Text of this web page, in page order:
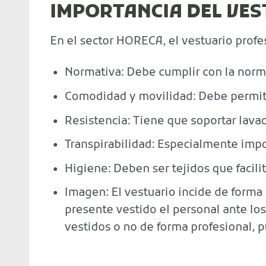
IMPORTANCIA DEL
En el sector HORECA, el vestuario
Normativa: Debe cumplir con la
Comodidad y movilidad: Debe
Resistencia: Tiene que soportar
Transpirabilidad: Especialmente
Higiene: Deben ser tejidos que
Imagen: El vestuario incide de
presente vestido el personal ante
vestidos o no de forma profesional,